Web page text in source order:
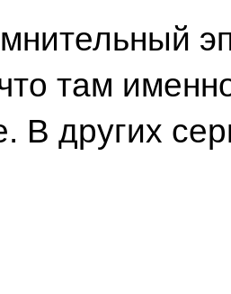
там
В других